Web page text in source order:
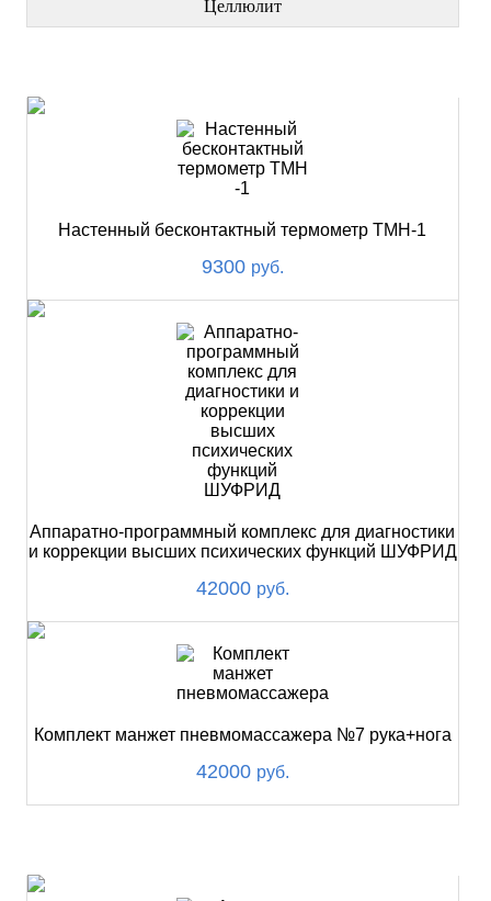
Целлюлит
Настенный бесконтактный термометр ТМН-1
9300 руб.
Аппаратно-программный комплекс для диагностики
и коррекции высших психических функций ШУФРИД
42000 руб.
Комплект манжет пневмомассажера №7 рука+нога
42000 руб.